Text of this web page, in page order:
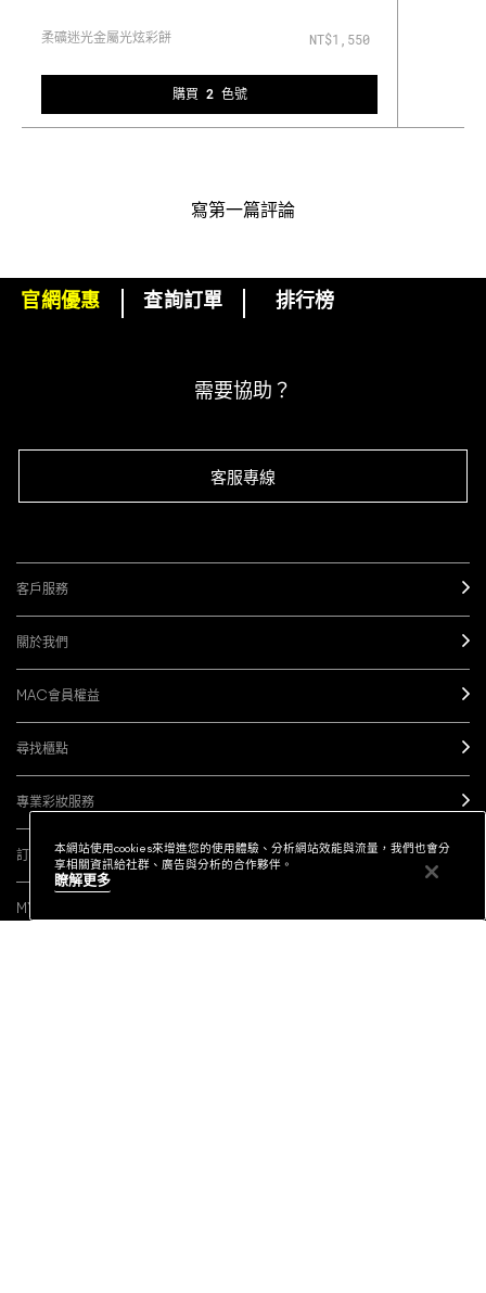
柔礦迷光金屬光炫彩餅 NT$1,550
購買 2 色號
寫第一篇評論
下單即可挑選精美小贈品！
官網優惠 查詢訂單 排行榜
需要協助？
客服專線
客戶服務
關於我們
MAC會員權益
尋找櫃點
專業彩妝服務
訂閱電子報
MY M·A·C / 登入
本網站使用cookies來增進您的使用體驗、分析網站效能與流量，我們也會分
享相關資訊給社群、廣告與分析的合作夥伴。
瞭解更多